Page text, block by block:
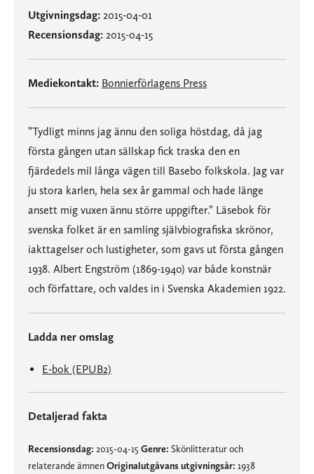
Utgivningsdag: 2015-04-01
Recensionsdag: 2015-04-15
Mediekontakt: Bonnierförlagens Press
”Tydligt minns jag ännu den soliga höstdag, då jag
första gången utan sällskap fick traska den en
fjärdedels mil långa vägen till Basebo folkskola. Jag var
ju stora karlen, hela sex år gammal och hade länge
ansett mig vuxen ännu större uppgifter.” Läsebok för
svenska folket är en samling självbiografiska skrönor,
iakttagelser och lustigheter, som gavs ut första gången
1938. Albert Engström (1869-1940) var både konstnär
och författare, och valdes in i Svenska Akademien 1922.
Ladda ner omslag
E-bok (EPUB2)
Detaljerad fakta
Recensionsdag: 2015-04-15 Genre: Skönlitteratur och
relaterande ämnenOriginalutgåvans utgivningsår: 1938